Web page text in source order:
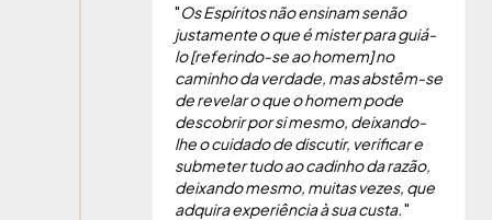
"Os Espíritos não ensinam senão
justamente o que é mister para guiá-
lo [referindo-se ao homem] no
caminho da verdade, mas abstêm-se
de revelar o que o homem pode
descobrir por si mesmo, deixando-
lhe o cuidado de discutir, verificar e
submeter tudo ao cadinho da razão,
deixando mesmo, muitas vezes, que
adquira experiência à sua custa."